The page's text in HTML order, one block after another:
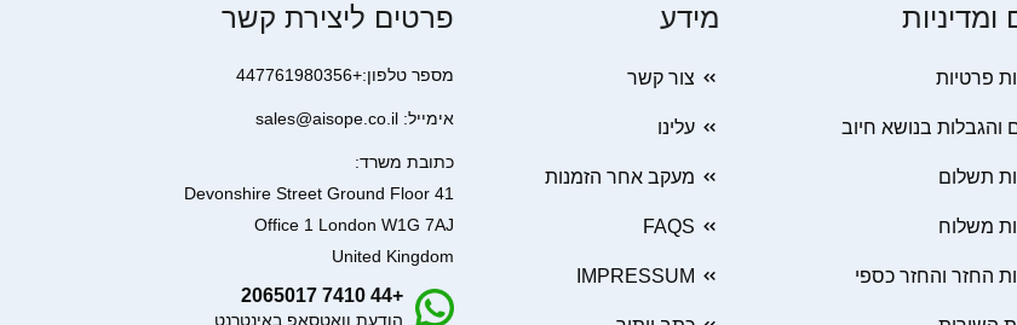
ומדיניות
פרטיות
והגבלות בנושא חיוב
תשלום
משלוח
החזר והחזר כספי
מידע
צור קשר
עלינו
מעקב אחר הזמנות
FAQS
IMPRESSUM
פרטים ליצירת קשר
מספר טלפון:+447761980356
אימייל: sales@aisope.co.il
כתובת משרד:
41 Devonshire Street Ground Floor
Office 1 London W1G 7AJ
United Kingdom
+44 7410 2065017
הודעת וואטסאפ באינטרנט